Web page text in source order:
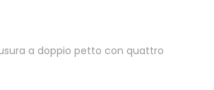
a doppio petto con quattro